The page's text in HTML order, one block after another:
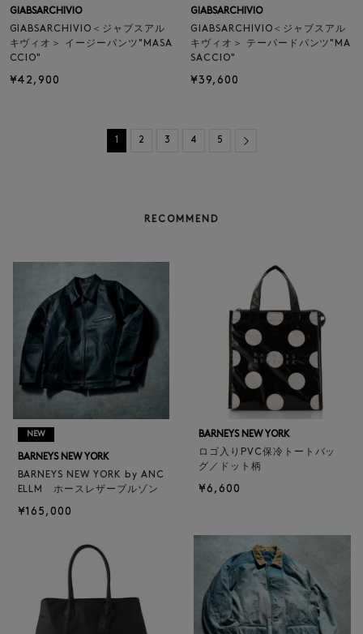
GIABSARCHIVIO
GIABSARCHIVIO＜ジャブスアル
キヴィオ＞ イージーパンツ"MASA
CCIO"
¥42,900
GIABSARCHIVIO
GIABSARCHIVIO＜ジャブスアル
キヴィオ＞ テーパードパンツ"MA
SACCIO"
¥39,600
1 2 3 4 5 Next
RECOMMEND
NEW
BARNEYS NEW YORK
BARNEYS NEW YORK by ANC
ELLM ホースレザーブルゾン
¥165,000
BARNEYS NEW YORK
ロゴ入りPVC保冷トートバッ
グ／ドット柄
¥6,600